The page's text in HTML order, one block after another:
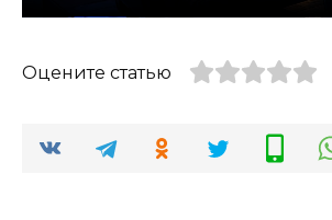
Оцените статью